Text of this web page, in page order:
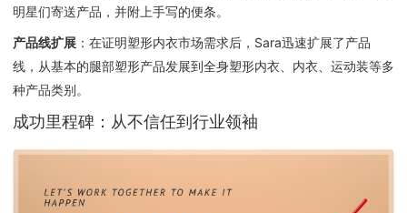
明星们寄送产品，并附上手写的便条。
产品线扩展 ：在证明塑形内衣市场需求后，Sara迅速扩展了产品
线，从基本的腿部塑形产品发展到全身塑形内衣、内衣、运动装等多
种产品类别。
成功里程碑：从不信任到行业领袖